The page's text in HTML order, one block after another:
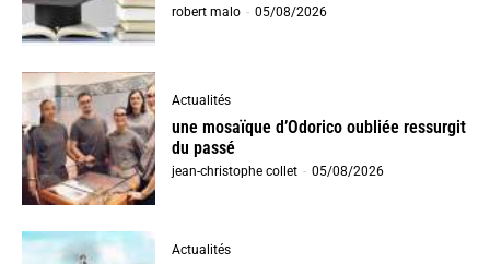
robert malo - 05/08/2026
Actualités
une mosaïque d’Odorico oubliée ressurgit
du passé
jean-christophe collet - 05/08/2026
Actualités